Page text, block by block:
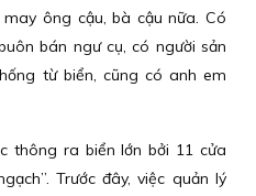
ông cậu, bà cậu nữa. Có
bán ngư cụ, có người sản
từ biển, cũng có anh em
thông ra biển lớn bởi 11 cửa
Trước đây, việc quản lý